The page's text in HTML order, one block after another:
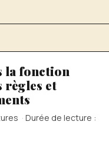
la fonction
règles et
· Durée de lecture :